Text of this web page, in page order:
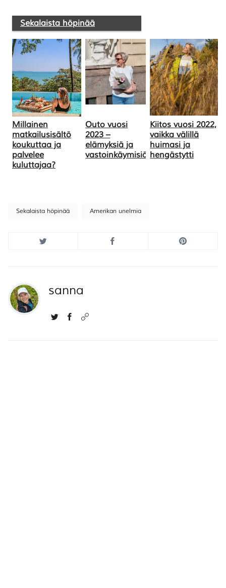
Sekalaista höpinää
Millainen
matkailusisältö
koukuttaa ja
palvelee
kuluttajaa?
Outo vuosi
2023 –
elämyksiä ja
vastoinkäymisiä
Kiitos vuosi 2022,
vaikka välillä
huimasi ja
hengästytti
Sekalaista höpinää Amerikan unelmia
sanna